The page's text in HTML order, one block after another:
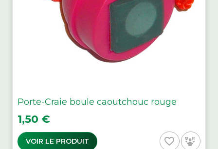
Porte-Craie boule caoutchouc rouge
Prix
1,50 €
VOIR LE PRODUIT favorite_border